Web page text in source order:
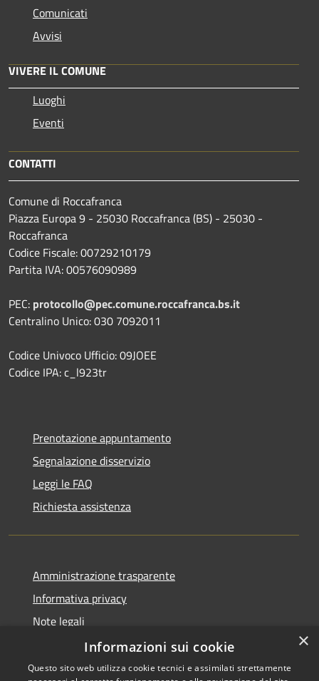
Comunicati
Avvisi
VIVERE IL COMUNE
Luoghi
Eventi
CONTATTI
Comune di Roccafranca
Piazza Europa 9 - 25030 Roccafranca (BS) - 25030 -
Roccafranca
Codice Fiscale: 00729210179
Partita IVA: 00576090989
PEC: protocollo@pec.comune.roccafranca.bs.it
Centralino Unico: 030 7092011
Codice Univoco Ufficio: 09JOEE
Codice IPA: c_l923tr
Prenotazione appuntamento
Segnalazione disservizio
Leggi le FAQ
Richiesta assistenza
Amministrazione trasparente
Informativa privacy
Note legali
Dichiarazione di accessibilità
×
Informazioni sui cookie
Questo sito web utilizza cookie tecnici e assimilati strettamente